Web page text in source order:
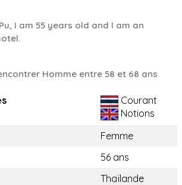
I am 55 years old and I am an
Homme entre 58 et 68 ans
Courant
Notions
Femme
56 ans
Thaïlande